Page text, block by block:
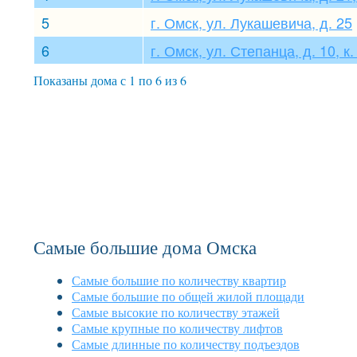
5
г. Омск, ул. Лукашевича, д. 25
6
г. Омск, ул. Степанца, д. 10,
Показаны дома с 1 по 6 из 6
Самые большие дома Омска
Самые большие по количеству квартир
Самые большие по общей жилой площади
Самые высокие по количеству этажей
Самые крупные по количеству лифтов
Самые длинные по количеству подъездов